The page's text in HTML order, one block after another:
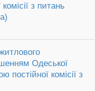
з питань
Одеської
постійної комісії з